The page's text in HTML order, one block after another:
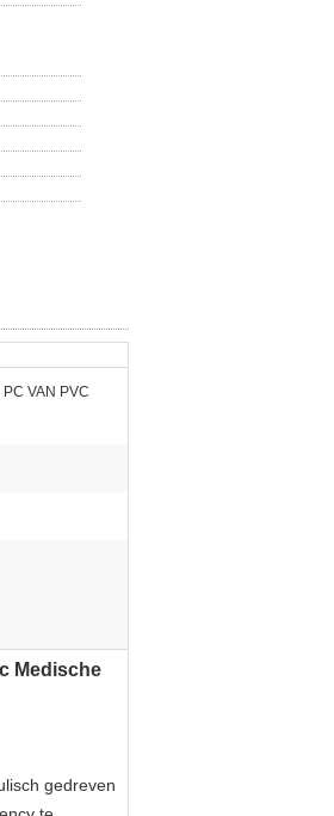
VAN PVC
Medische
gedreven